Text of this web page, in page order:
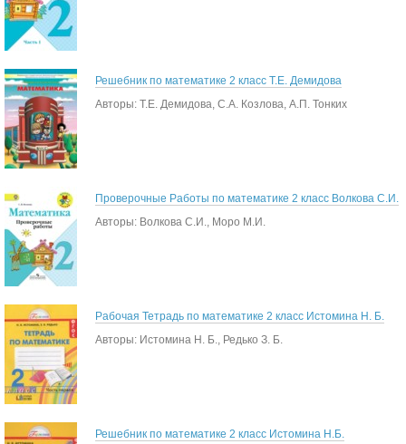
Решебник по математике 2 класс Т.Е. Демидова
Авторы: Т.Е. Демидова, С.А. Козлова, А.П. Тонких
Проверочные Работы по математике 2 класс Волкова С.И.
Авторы: Волкова С.И., Моро М.И.
Рабочая Тетрадь по математике 2 класс Истомина Н. Б.
Авторы: Истомина Н. Б., Редько З. Б.
Решебник по математике 2 класс Истомина Н.Б.